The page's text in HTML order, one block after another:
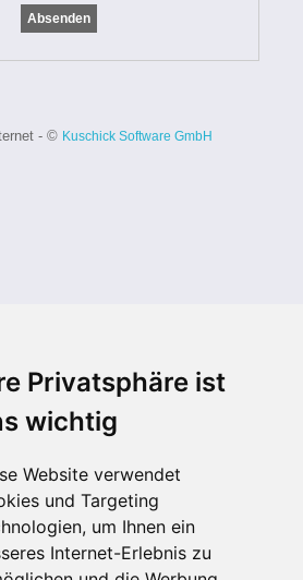
Privatsphäre ist
wichtig
Website verwendet
und Targeting
um Ihnen ein
Internet-Erlebnis zu
GmbH & Co. KG
Steinstraße 30
Meschede
0291 - 95 270 700
0291 - 95 270 799
busteamsauerland.de